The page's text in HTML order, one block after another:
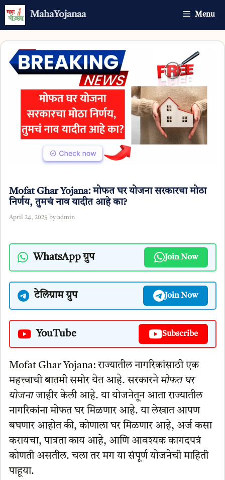
Skip
MahaYojanaa Menu
Mofat Ghar Yojana: मोफत घर योजना सरकारचा मोठा
निर्णय, तुमचं नाव यादीत आहे का?
April 24, 2025 by admin
WhatsApp ग्रुप Join Now
टेलिग्राम ग्रुप Join Now
YouTube Subscribe
Mofat Ghar Yojana: राज्यातील नागरिकांसाठी एक
महत्त्वाची बातमी समोर येत आहे. सरकारने मोफत घर
योजनाजाहीर केली आहे. या योजनेतून आता राज्यातील
नागरिकांना मोफत घर मिळणार आहे. या लेखात आपण
बघणार आहोत की, कोणाला घर मिळणार आहे, अर्ज कसा
करायचा, पात्रता काय आहे, आणि आवश्यक कागदपत्रं
कोणती असतील. चला तर मग या संपूर्ण योजनेची माहिती
पाहूया.